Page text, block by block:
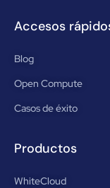
Accesos
Blog
Open Compute
Casos de éxito
Productos
WhiteCloud